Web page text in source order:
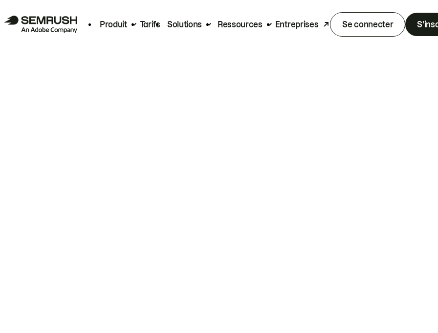
Produit Tarifs Solutions Ressources Entreprises Se connecter